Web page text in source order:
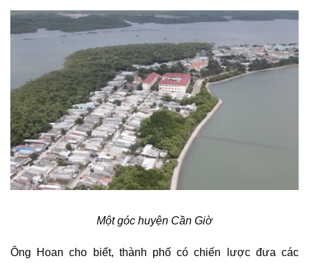
Một góc huyện Cần Giờ
Ông Hoan cho biết, thành phố có chiến lược đưa các